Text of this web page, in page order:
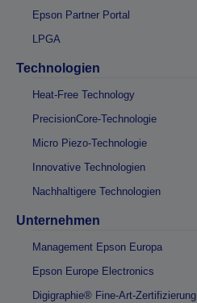
Epson Partner Portal
LPGA
Technologien
Heat-Free Technology
PrecisionCore-Technologie
Micro Piezo-Technologie
Innovative Technologien
Nachhaltigere Technologien
Unternehmen
Management Epson Europa
Epson Europe Electronics
Digigraphie® Fine-Art-Zertifizierung